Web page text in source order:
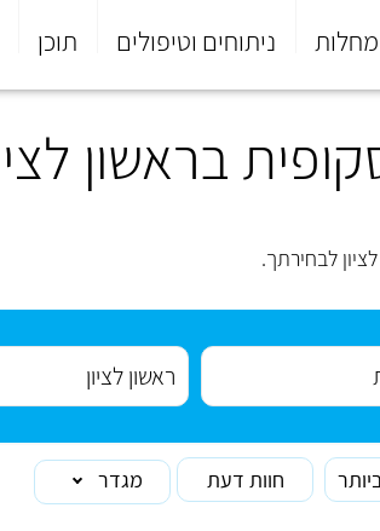
מחלות ניתוחים וטיפולים תוכן
בראשון
לבחירתך.
חוות דעת מגדר